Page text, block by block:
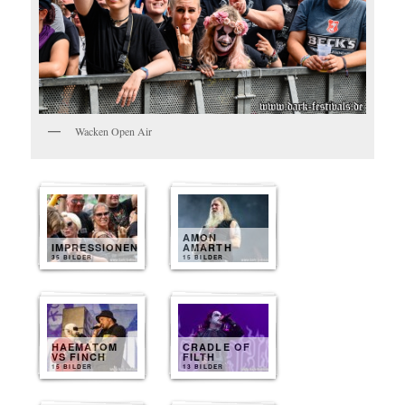
Wacken Open Air
IMPRESSIONEN
35 BILDER
AMON
AMARTH
15 BILDER
HAEMATOM
VS FINCH
15 BILDER
CRADLE OF
FILTH
13 BILDER